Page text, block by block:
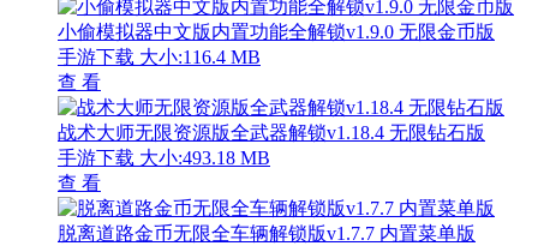
小偷模拟器中文版内置功能全解锁v1.9.0 无限金币版
手游下载 大小:116.4 MB
查 看
战术大师无限资源版全武器解锁v1.18.4 无限钻石版
手游下载 大小:493.18 MB
查 看
脱离道路金币无限全车辆解锁版v1.7.7 内置菜单版